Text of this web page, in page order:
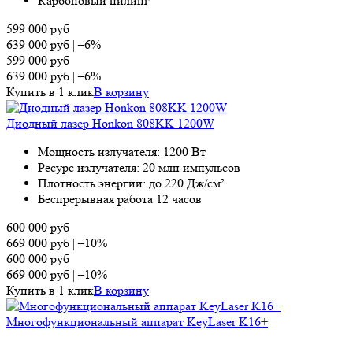
599 000 руб
639 000 руб |–6%
599 000 руб
639 000 руб |–6%
Купить в 1 кликВ корзину
Диодный лазер Honkon 808KK 1200W
Мощность излучателя: 1200 Вт
Ресурс излучателя: 20 млн импульсов
Плотность энергии: до 220 Дж/см²
Беспрерывная работа 12 часов
600 000 руб
669 000 руб |–10%
600 000 руб
669 000 руб |–10%
Купить в 1 кликВ корзину
Многофункциональный аппарат KeyLaser K16+